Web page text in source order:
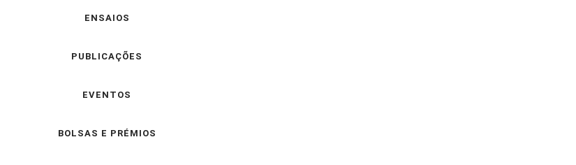
ENSAIOS
PUBLICAÇÕES
EVENTOS
BOLSAS E PRÉMIOS